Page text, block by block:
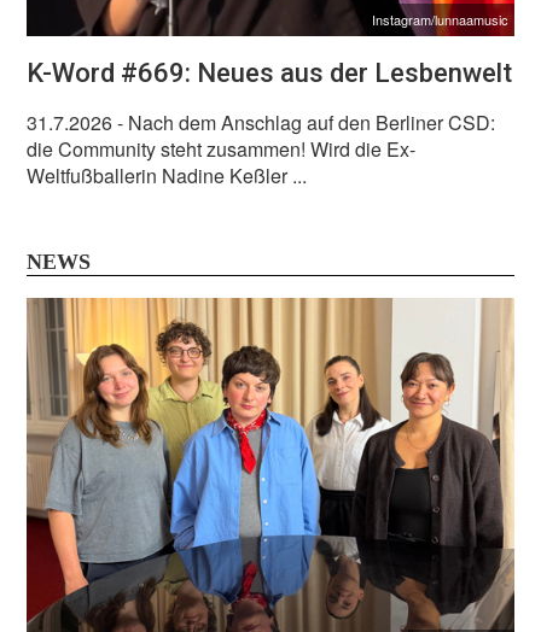
Instagram/lunnaamusic
K-Word #669: Neues aus der Lesbenwelt
31.7.2026- Nach dem Anschlag auf den Berliner CSD:
die Community steht zusammen! Wird die Ex-
Weltfußballerin Nadine Keßler ...
NEWS